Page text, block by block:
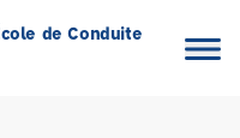
de Conduite